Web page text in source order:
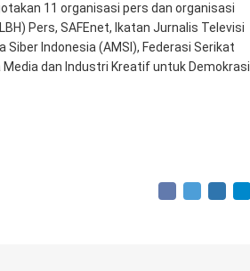
11 organisasi pers dan organisasi
Pers, SAFEnet, Ikatan Jurnalis Televisi
Siber Indonesia (AMSI), Federasi Serikat
dan Industri Kreatif untuk Demokrasi